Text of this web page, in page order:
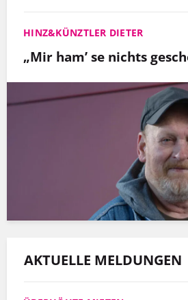
HINZ&KÜNZTLER DIETER
„Mir ham’ se nichts
AKTUELLE MELDUNGEN